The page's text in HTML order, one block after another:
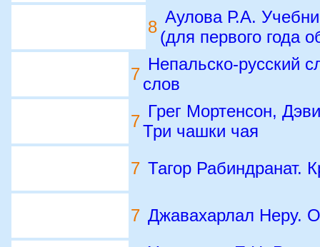
8
Аулова Р.А.
(для первого года
7
Непальско-русский
слов
7
Грег Мортенсон,
Три чашки чая
7 Тагор Рабиндранат.
7 Джавахарлал Неру.